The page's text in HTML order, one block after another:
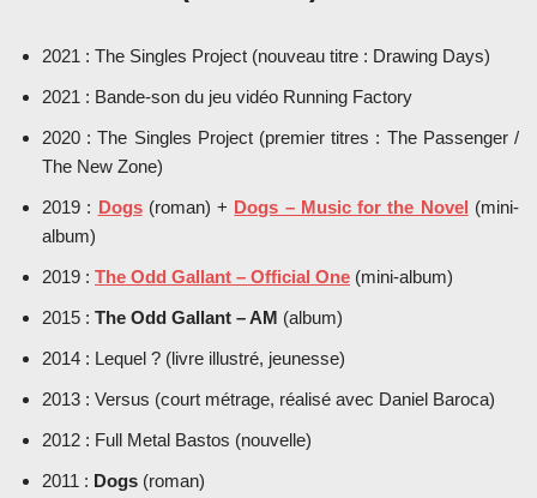
2021 : The Singles Project (nouveau titre : Drawing Days)
2021 : Bande-son du jeu vidéo Running Factory
2020 : The Singles Project (premier titres : The Passenger /
The New Zone)
2019 : Dogs(roman) + Dogs – Music for the Novel (mini-
album)
2019 : The Odd Gallant – Official One (mini-album)
2015 : The Odd Gallant – AM (album)
2014 : Lequel ? (livre illustré, jeunesse)
2013 : Versus (court métrage, réalisé avec Daniel Baroca)
2012 : Full Metal Bastos (nouvelle)
2011 : Dogs (roman)